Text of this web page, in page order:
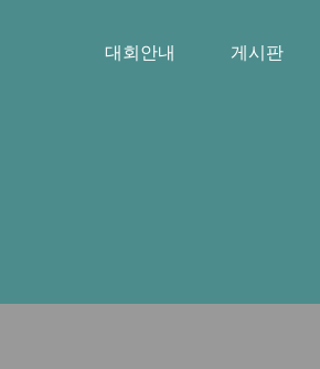
대회안내 게시판